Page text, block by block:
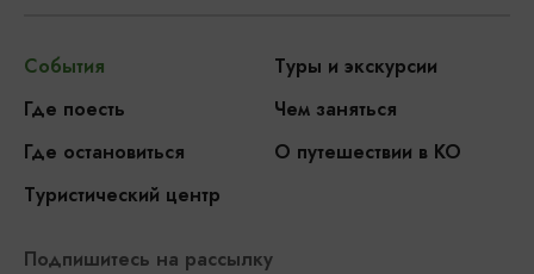
События
Туры и экскурсии
Где поесть
Чем заняться
Где остановиться
О путешествии в КО
Туристический центр
Подпишитесь на рассылку